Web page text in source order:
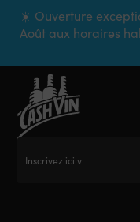
☀️ Ouverture
Août aux horaires
Inscrivez ici vot
Panneau de gestion des